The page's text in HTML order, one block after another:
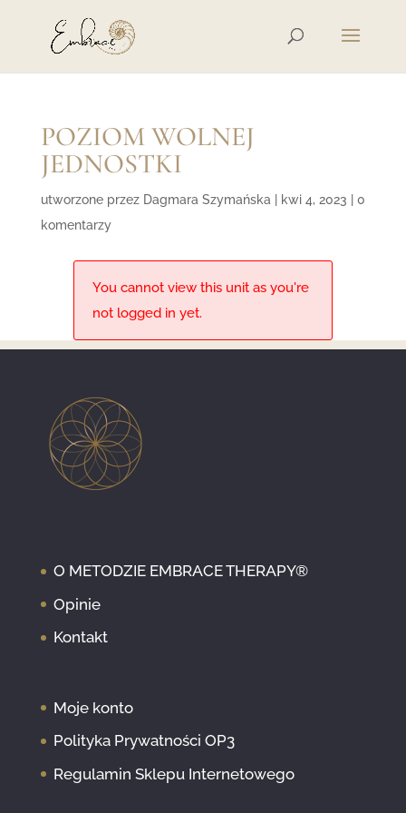
POZIOM WOLNEJ
JEDNOSTKI
utworzone przez Dagmara Szymańska kwi 4, 2023
0
komentarzy
You cannot view this unit as you're
not logged in yet.
O METODZIE EMBRACE THERAPY®
Opinie
Kontakt
Moje konto
Polityka Prywatności OP3
Regulamin Sklepu Internetowego